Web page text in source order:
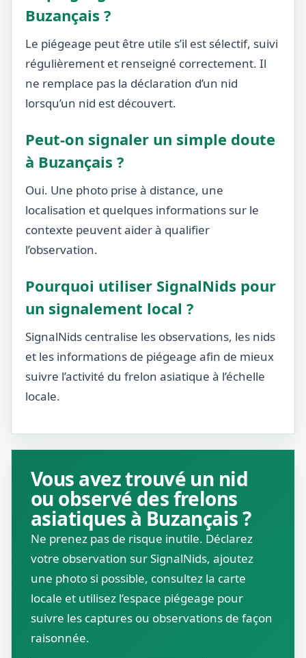
Buzançais ?
Le piégeage peut être utile s’il est sélectif, suivi
régulièrement et renseigné correctement. Il
ne remplace pas la déclaration d’un nid
lorsqu’un nid est découvert.
Peut-on signaler un simple doute
à Buzançais ?
Oui. Une photo prise à distance, une
localisation et quelques informations sur le
contexte peuvent aider à qualifier
l’observation.
Pourquoi utiliser SignalNids pour
un signalement local ?
SignalNids centralise les observations, les nids
et les informations de piégeage afin de mieux
suivre l’activité du frelon asiatique à l’échelle
locale.
Vous avez trouvé un nid
ou observé des frelons
asiatiques à Buzançais ?
Ne prenez pas de risque inutile. Déclarez
votre observation sur SignalNids, ajoutez
une photo si possible, consultez la carte
locale et utilisez l’espace piégeage pour
suivre les captures ou observations de façon
raisonnée.